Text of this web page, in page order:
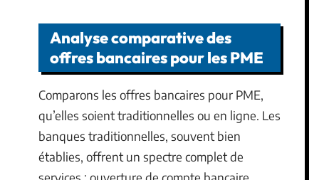
Analyse comparative des
offres bancaires pour les PME
Comparons les offres bancaires pour PME,
qu’elles soient traditionnelles ou en ligne. Les
banques traditionnelles, souvent bien
établies, offrent un spectre complet de
services : ouverture de compte bancaire,